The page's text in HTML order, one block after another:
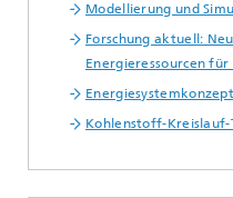
Modellierung und
Forschung aktuell:
Energieressourcen
Kohlenstoff-Kreislauf-